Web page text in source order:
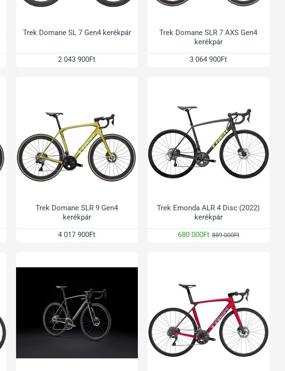
Trek Domane SL 7 Gen4 kerékpár
2 043 900Ft
Trek Domane SLR 7 AXS Gen4
kerékpár
3 064 900Ft
Trek Domane SLR 9 Gen4
kerékpár
4 017 900Ft
Trek Emonda ALR 4 Disc (2022)
kerékpár
680 000Ft 889 000Ft